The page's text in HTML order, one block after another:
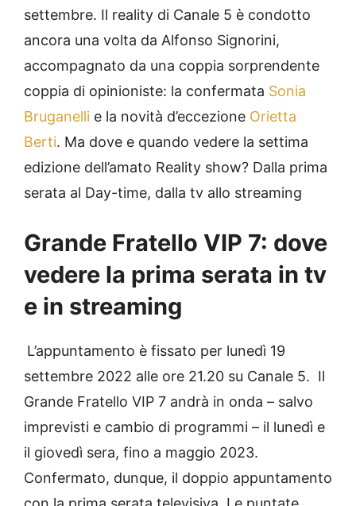
settembre. Il reality di Canale 5 è condotto
ancora una volta da Alfonso Signorini,
accompagnato da una coppia sorprendente
coppia di opinioniste: la confermata Sonia
Bruganelli e la novità d’eccezione Orietta
Berti. Ma dove e quando vedere la settima
edizione dell’amato Reality show? Dalla prima
serata al Day-time, dalla tv allo streaming
Grande Fratello VIP 7: dove
vedere la prima serata in tv
e in streaming
L’appuntamento è fissato per lunedì 19
settembre 2022 alle ore 21.20 su Canale 5. Il
Grande Fratello VIP 7 andrà in onda – salvo
imprevisti e cambio di programmi – il lunedì e
il giovedì sera, fino a maggio 2023.
Confermato, dunque, il doppio appuntamento